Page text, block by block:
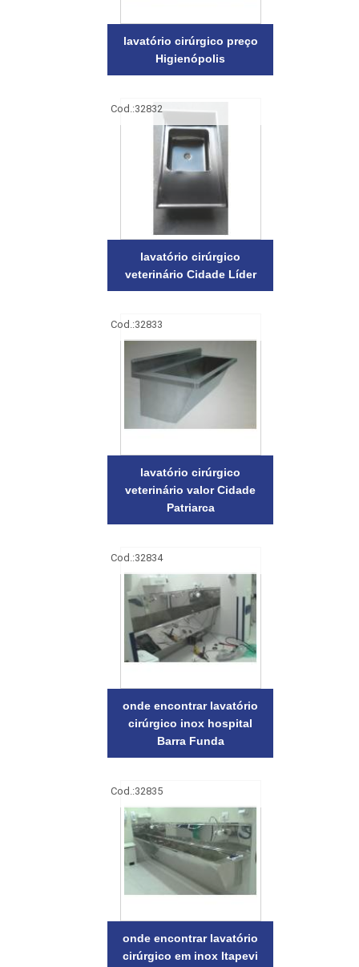
lavatório cirúrgico preço
Higienópolis
Cod.:32832
lavatório cirúrgico
veterinário Cidade Líder
Cod.:32833
lavatório cirúrgico
veterinário valor Cidade
Patriarca
Cod.:32834
onde encontrar lavatório
cirúrgico inox hospital
Barra Funda
Cod.:32835
onde encontrar lavatório
cirúrgico em inox Itapevi